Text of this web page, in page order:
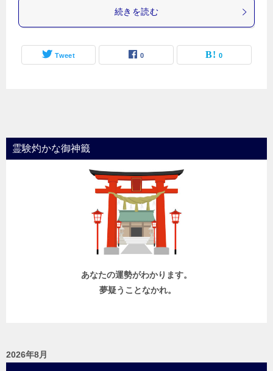
続きを読む
Tweet 0 0
霊験灼かな御神籤
あなたの運勢がわかります。
夢疑うことなかれ。
2026年8月